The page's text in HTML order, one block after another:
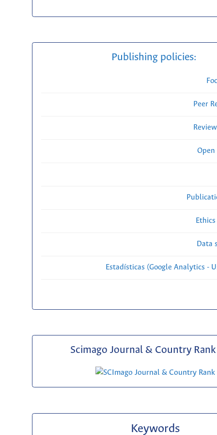
Publishing policies:
Peer
Open
Data
Estadísticas (Google Analytics -
Scimago Journal & Country Rank
Keywords